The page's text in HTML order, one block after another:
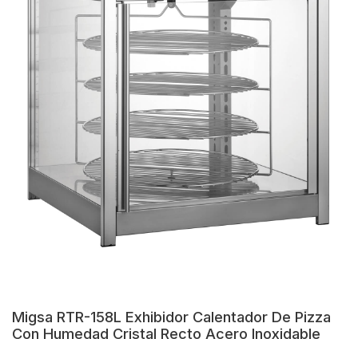
Migsa RTR-158L Exhibidor Calentador De Pizza
Con Humedad Cristal Recto Acero Inoxidable